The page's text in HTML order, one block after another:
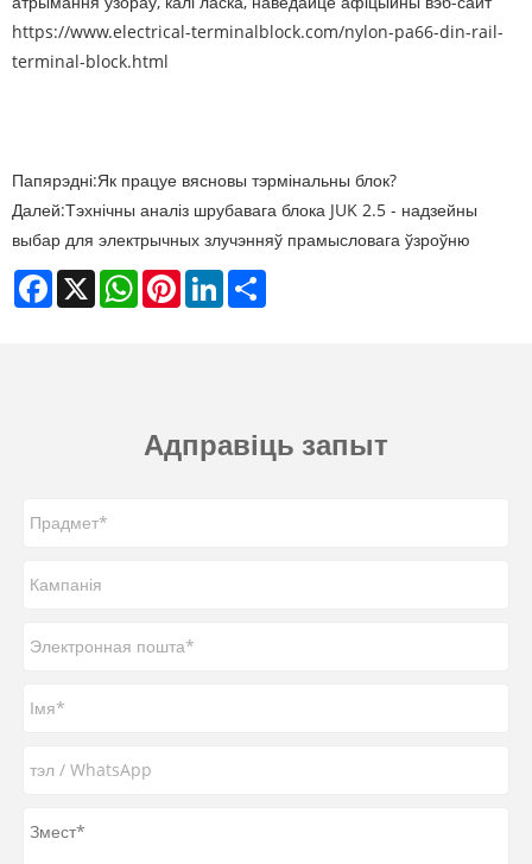
https://www.electrical-terminalblock.com/nylon-pa66-din-rail-
terminal-block.html
Папярэдні:Як працуе вясновы тэрмінальны блок?
Далей:Тэхнічны аналіз шрубавага блока JUK 2.5 - надзейны
выбар для электрычных злучэнняў прамысловага ўзроўню
Facebook
X WhatsAppPinterestLinkedIn
Адправіць запыт